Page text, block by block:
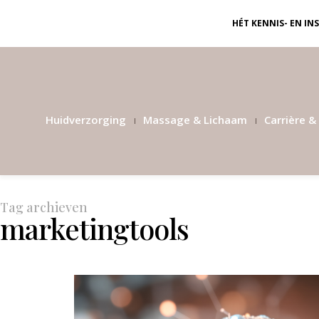
HÉT KENNIS- EN
Huidverzorging Massage & Lichaam Carrière
Tag archieven
marketingtools